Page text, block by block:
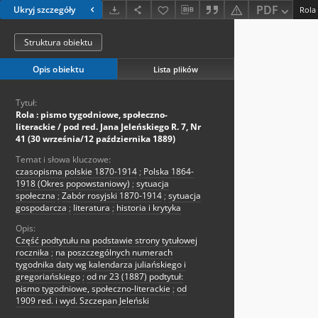
Ukryj szczegóły PDF
Struktura obiektu
Opis obiektu Lista plików
Tytuł:
Rola : pismo tygodniowe, społeczno-
literackie / pod red. Jana Jeleńskiego R. 7, Nr
41 (30 września/12 października 1889)
Temat i słowa kluczowe:
czasopisma polskie 1870-1914 ; Polska 1864-
1918 (Okres popowstaniowy) ; sytuacja
społeczna ; Zabór rosyjski 1870-1914 ; sytuacja
gospodarcza ; literatura ; historia i krytyka
Opis:
Część podtytułu na podstawie strony tytułowej
rocznika ; na poszczególnych numerach
tygodnika daty wg kalendarza juliańskiego i
gregoriańskiego ; od nr 23 (1887) podtytuł:
pismo tygodniowe, społeczno-literackie ; od
1909 red. i wyd. Szczepan Jeleński